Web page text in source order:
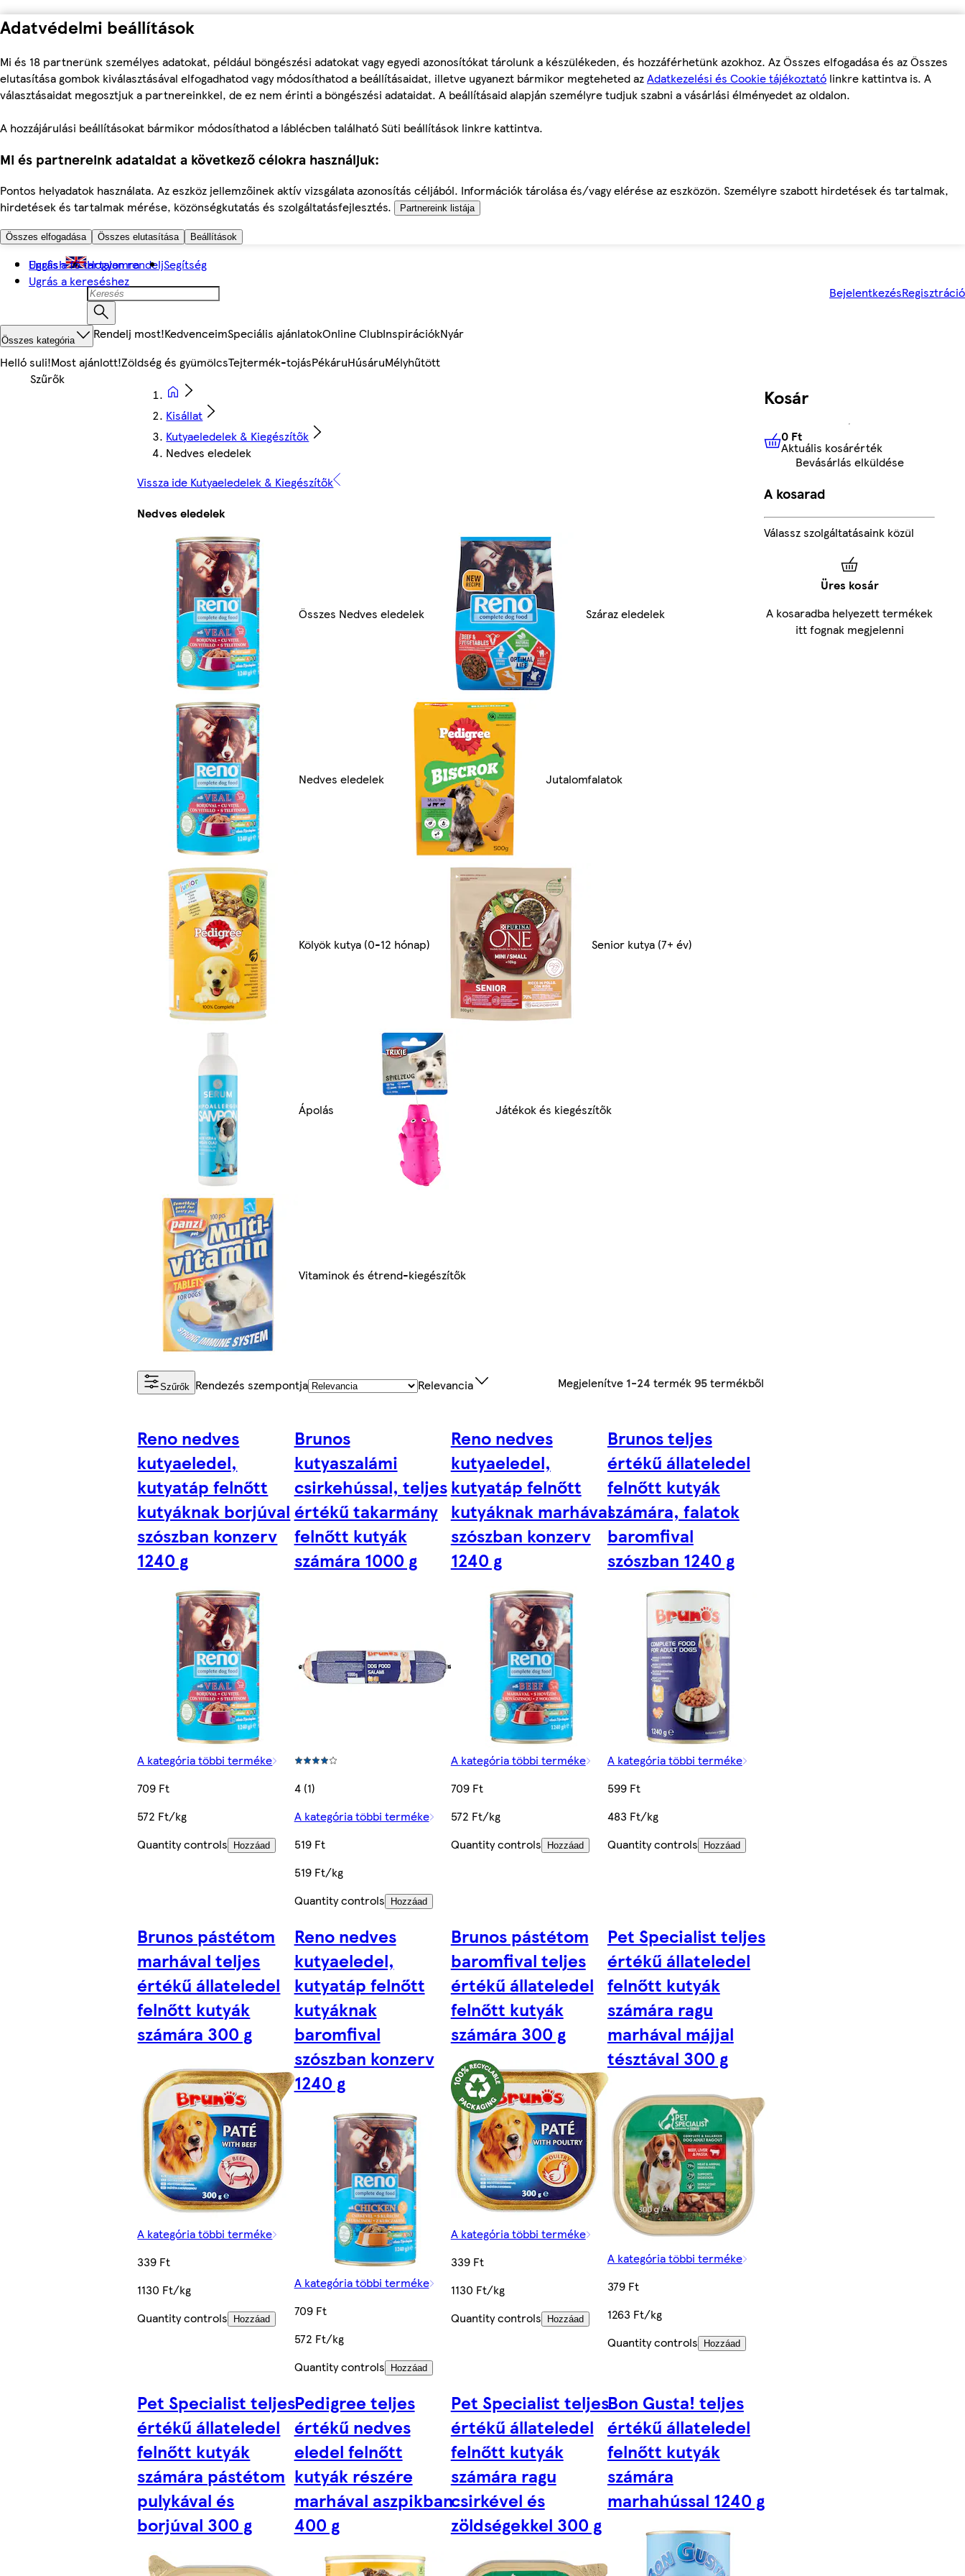
Adatvédelmi beállítások
Mi és 18 partnerünk személyes adatokat, például böngészési adatokat vagy egyedi azonosítókat tárolunk a készülékeden, és hozzáférhetünk azokhoz. Az Összes elfogadása és az Összes
elutasítása gombok kiválasztásával elfogadhatod vagy módosíthatod a beállításaidat, illetve ugyanezt bármikor megteheted azAdatkezelési és Cookie tájékoztató linkre kattintva is. A
választásaidat megosztjuk a partnereinkkel, de ez nem érinti a böngészési adataidat. A beállításaid alapján személyre tudjuk szabni a vásárlási élményedet az oldalon.
A hozzájárulási beállításokat bármikor módosíthatod a láblécben található Süti beállítások linkre kattintva.
Mi és partnereink adataidat a következő célokra használjuk:
Pontos helyadatok használata. Az eszköz jellemzőinek aktív vizsgálata azonosítás céljából. Információk tárolása és/vagy elérése az eszközön. Személyre szabott hirdetések és tartalmak,
hirdetések és tartalmak mérése, közönségkutatás és szolgáltatásfejlesztés.
Partnereink listája
Összes elfogadása Összes elutasítása Beállítások
Ugrás a fő tartalomra
Ugrás a kereséshez
English Hogyan rendeljSegítség
BejelentkezésRegisztráció
Összes kategória Rendelj most!KedvenceimSpeciális ajánlatokOnline ClubInspirációkNyár
Helló suli!Most ajánlott!Zöldség és gyümölcsTejtermék-tojásPékáruHúsáruMélyhűtött
Kisállat
Kutyaeledelek & Kiegészítők
Nedves eledelek
Vissza ide Kutyaeledelek & Kiegészítők
Nedves eledelek
Összes Nedves eledelek Száraz eledelek
Nedves eledelek Jutalomfalatok
Kölyök kutya (0-12 hónap) Senior kutya (7+ év)
Ápolás Játékok és kiegészítők
Vitaminok és étrend-kiegészítők
Szűrők Rendezés szempontja Relevancia Megjelenítve 1-24 termék95termékből
Reno nedves
kutyaeledel,
kutyatáp felnőtt
kutyáknak borjúval
szószban konzerv
1240 g
A kategória többi terméke
709 Ft
572 Ft/kg
Quantity controls
Hozzáad
Brunos
kutyaszalámi
csirkehússal, teljes
értékű takarmány
felnőtt kutyák
számára 1000 g
4 (1)
A kategória többi terméke
519 Ft
519 Ft/kg
Quantity controls
Hozzáad
Reno nedves
kutyaeledel,
kutyatáp felnőtt
kutyáknak marhával
szószban konzerv
1240 g
A kategória többi terméke
709 Ft
572 Ft/kg
Quantity controls
Hozzáad
Brunos teljes
értékű állateledel
felnőtt kutyák
számára, falatok
baromfival
szószban 1240 g
A kategória többi terméke
599 Ft
483 Ft/kg
Quantity controls
Hozzáad
Brunos pástétom
marhával teljes
értékű állateledel
felnőtt kutyák
számára 300 g
A kategória többi terméke
339 Ft
1130 Ft/kg
Quantity controls
Hozzáad
Reno nedves
kutyaeledel,
kutyatáp felnőtt
kutyáknak
baromfival
szószban konzerv
1240 g
A kategória többi terméke
709 Ft
572 Ft/kg
Quantity controls
Hozzáad
Brunos pástétom
baromfival teljes
értékű állateledel
felnőtt kutyák
számára 300 g
A kategória többi terméke
339 Ft
1130 Ft/kg
Quantity controls
Hozzáad
Pet Specialist teljes
értékű állateledel
felnőtt kutyák
számára ragu
marhával májjal
tésztával 300 g
A kategória többi terméke
379 Ft
1263 Ft/kg
Quantity controls
Hozzáad
Pet Specialist teljes
értékű állateledel
felnőtt kutyák
számára pástétom
pulykával és
borjúval 300 g
Pedigree teljes
értékű nedves
eledel felnőtt
kutyák részére
marhával aszpikban
400 g
Pet Specialist teljes
értékű állateledel
felnőtt kutyák
számára ragu
csirkével és
zöldségekkel 300 g
Bon Gusta! teljes
értékű állateledel
felnőtt kutyák
számára
marhahússal 1240 g
Kosár
0 FtAktuális kosárérték
0 Ft
Aktuális kosárérték
Bevásárlás elküldése
A kosarad
Válassz szolgáltatásaink közül
Üres kosár
A kosaradba helyezett termékek
itt fognak megjelenni